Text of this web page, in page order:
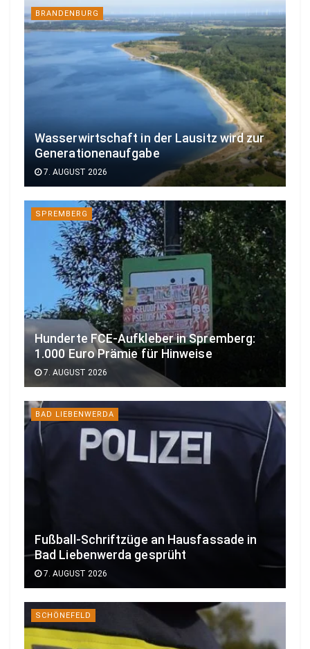
BRANDENBURG
Wasserwirtschaft in der Lausitz wird zur
Generationenaufgabe
7. AUGUST 2026
SPREMBERG
Hunderte FCE-Aufkleber in Spremberg:
1.000 Euro Prämie für Hinweise
7. AUGUST 2026
BAD LIEBENWERDA
Fußball-Schriftzüge an Hausfassade in
Bad Liebenwerda gesprüht
7. AUGUST 2026
SCHÖNEFELD